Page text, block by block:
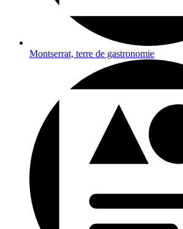
Montserrat, terre de gastronomie